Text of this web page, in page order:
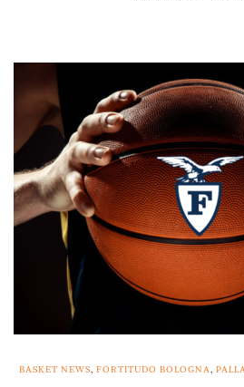
BASKET NEWS, FORTITUDO BOLOGNA,